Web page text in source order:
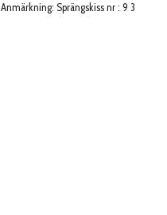
Anmärkning: Sprängskiss nr : 9 3